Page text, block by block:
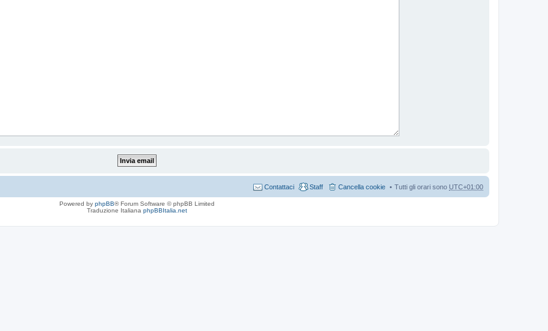
Tutti gli orari sono UTC+01:00
Cancella cookie
Staff
Contattaci
Powered by phpBB® Forum Software © phpBB Limited
Traduzione Italiana phpBBItalia.net